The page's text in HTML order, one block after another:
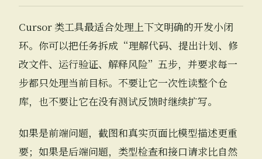
Cursor 类工具最适合处理上下文明确的开发小闭
环。你可以把任务拆成“理解代码、提出计划、修
改文件、运行验证、解释风险”五步，并要求每一
步都只处理当前目标。不要让它一次性读整个仓
库，也不要让它在没有测试反馈时继续扩写。
如果是前端问题，截图和真实页面比模型描述更重
要；如果是后端问题，类型检查和接口请求比自然